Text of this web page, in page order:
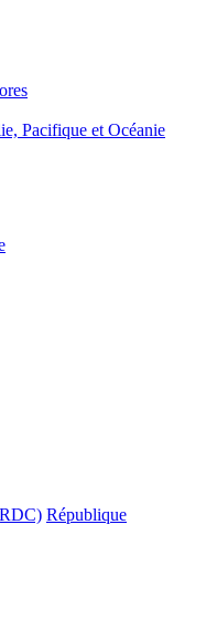
Pacifique et Océanie
République